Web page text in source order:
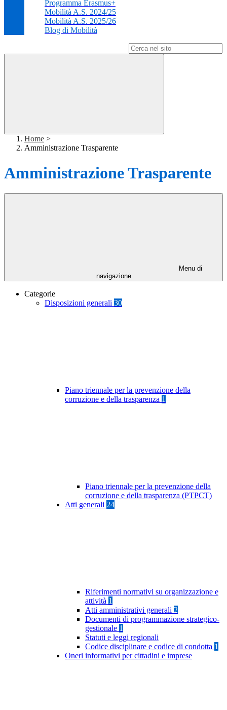
Programma Erasmus+
Mobilità A.S. 2024/25
Mobilità A.S. 2025/26
Blog di Mobilità
Home >
Amministrazione Trasparente
Amministrazione Trasparente
Menu di
navigazione
Categorie
Disposizioni generali 30
Piano triennale per la prevenzione della
corruzione e della trasparenza 1
Piano triennale per la prevenzione della
corruzione e della trasparenza (PTPCT)
Atti generali 24
Riferimenti normativi su organizzazione e
attività 1
Atti amministrativi generali 2
Documenti di programmazione strategico-
gestionale 1
Statuti e leggi regionali
Codice disciplinare e codice di condotta 1
Oneri informativi per cittadini e imprese